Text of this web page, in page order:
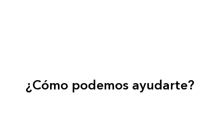
¿Cómo podemos ayudarte?